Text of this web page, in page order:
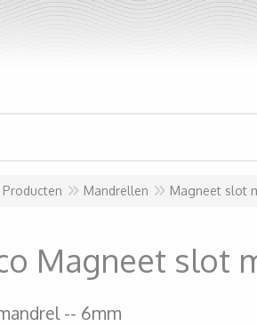
Producten Mandrellen Magneet slot
Magneet slot
-- 6mm